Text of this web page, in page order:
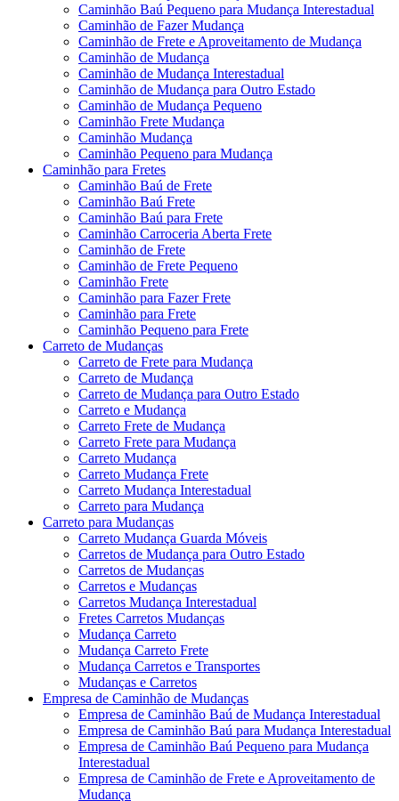
Caminhão Baú Pequeno para Mudança Interestadual
Caminhão de Fazer Mudança
Caminhão de Frete e Aproveitamento de Mudança
Caminhão de Mudança
Caminhão de Mudança Interestadual
Caminhão de Mudança para Outro Estado
Caminhão de Mudança Pequeno
Caminhão Frete Mudança
Caminhão Mudança
Caminhão Pequeno para Mudança
Caminhão para Fretes
Caminhão Baú de Frete
Caminhão Baú Frete
Caminhão Baú para Frete
Caminhão Carroceria Aberta Frete
Caminhão de Frete
Caminhão de Frete Pequeno
Caminhão Frete
Caminhão para Fazer Frete
Caminhão para Frete
Caminhão Pequeno para Frete
Carreto de Mudanças
Carreto de Frete para Mudança
Carreto de Mudança
Carreto de Mudança para Outro Estado
Carreto e Mudança
Carreto Frete de Mudança
Carreto Frete para Mudança
Carreto Mudança
Carreto Mudança Frete
Carreto Mudança Interestadual
Carreto para Mudança
Carreto para Mudanças
Carreto Mudança Guarda Móveis
Carretos de Mudança para Outro Estado
Carretos de Mudanças
Carretos e Mudanças
Carretos Mudança Interestadual
Fretes Carretos Mudanças
Mudança Carreto
Mudança Carreto Frete
Mudança Carretos e Transportes
Mudanças e Carretos
Empresa de Caminhão de Mudanças
Empresa de Caminhão Baú de Mudança Interestadual
Empresa de Caminhão Baú para Mudança Interestadual
Empresa de Caminhão Baú Pequeno para Mudança
Interestadual
Empresa de Caminhão de Frete e Aproveitamento de
Mudança